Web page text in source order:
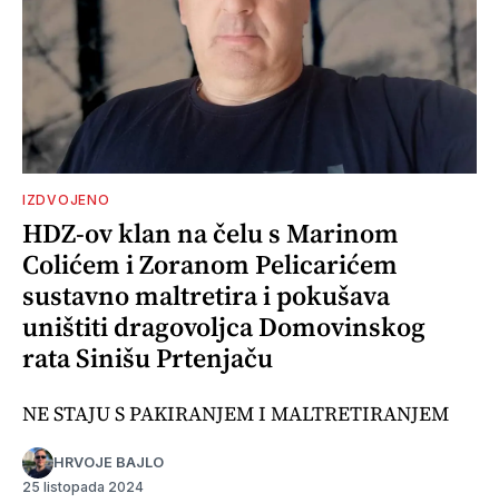
IZDVOJENO
HDZ-ov klan na čelu s Marinom
Colićem i Zoranom Pelicarićem
sustavno maltretira i pokušava
uništiti dragovoljca Domovinskog
rata Sinišu Prtenjaču
NE STAJU S PAKIRANJEM I MALTRETIRANJEM
HRVOJE BAJLO
25 listopada 2024